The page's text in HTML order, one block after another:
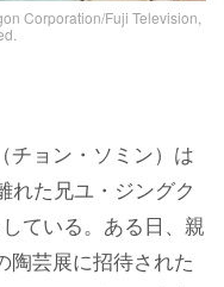
Corporation/Fuji Television,
チョン・ソミン）は
れた兄ユ・ジングク
ている。ある日、親
陶芸展に招待された